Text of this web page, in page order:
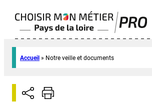
Accueil » Notre veille et documents